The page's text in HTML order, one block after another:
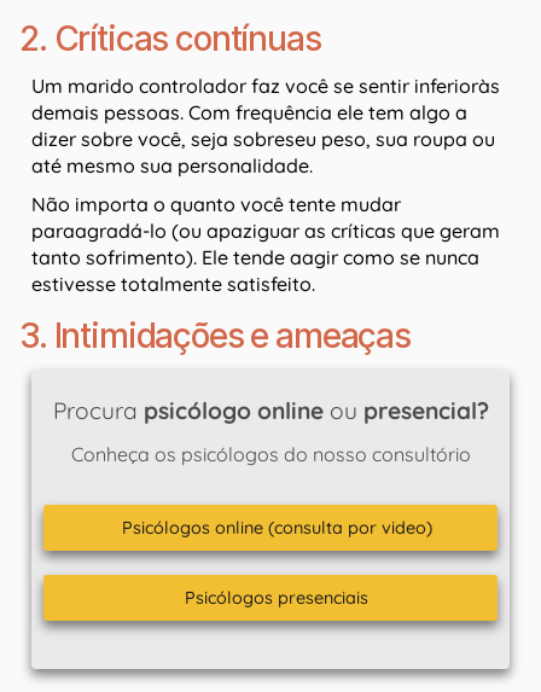
2. Críticas contínuas
Um marido controlador faz você se sentir inferioràs
demais pessoas. Com frequência ele tem algo a
dizer sobre você, seja sobreseu peso, sua roupa ou
até mesmo sua personalidade.
Não importa o quanto você tente mudar
paraagradá-lo (ou apaziguar as críticas que geram
tanto sofrimento). Ele tende aagir como se nunca
estivesse totalmente satisfeito.
3. Intimidações e ameaças
Procura psicólogo onlineou presencial?
Conheça os psicólogos do nosso consultório
Psicólogos online (consulta por video)
Psicólogos presenciais